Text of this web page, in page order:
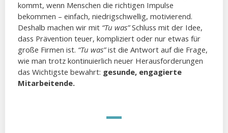
kommt, wenn Menschen die richtigen Impulse
bekommen – einfach, niedrigschwellig, motivierend.
Deshalb machen wir mit “Tu was”Schluss mit der Idee,
dass Prävention teuer, kompliziert oder nur etwas für
große Firmen ist. “Tu was”ist die Antwort auf die Frage,
wie man trotz kontinuierlich neuer Herausforderungen
das Wichtigste bewahrt: gesunde, engagierte
Mitarbeitende.